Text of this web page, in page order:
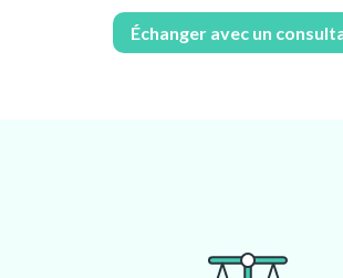
Échanger avec un